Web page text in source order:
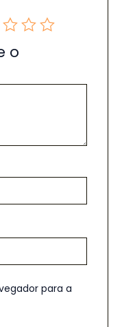
o
para a